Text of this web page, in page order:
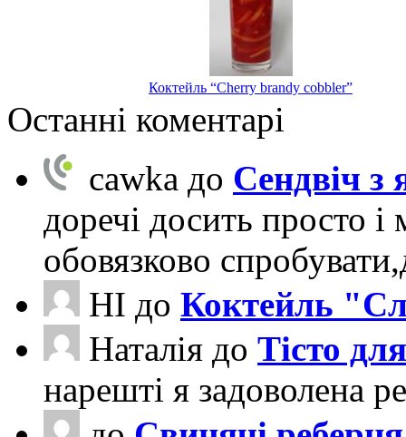
Коктейль “Cherry brandy cobbler”
Останні коментарі
cawka до Сендвіч з
доречі досить просто
обовязково
НІ до Коктейль
Наталія до Тісто
нарешті я задоволена